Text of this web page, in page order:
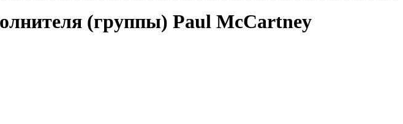
(группы) Paul McCartney